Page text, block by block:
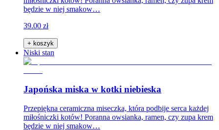
będzie w niej smakow…
39.00 zł
+ koszyk
Niski stan
Japońska miska w kotki niebieska
Przepiękna ceramiczna miseczka, która podbije serca każdej
miłośniczki kotów! Poranna owsianka, ramen, czy zupa krem
będzie w niej smakow…